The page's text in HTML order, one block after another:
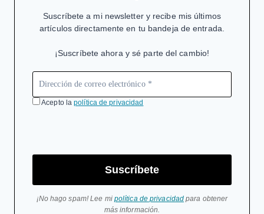
Suscríbete a mi newsletter y recibe mis últimos
artículos directamente en tu bandeja de entrada.
¡Suscríbete ahora y sé parte del cambio!
Acepto lapolítica de privacidad
Suscríbete
¡No hago spam! Lee mi política de privacidad para obtener
más información.